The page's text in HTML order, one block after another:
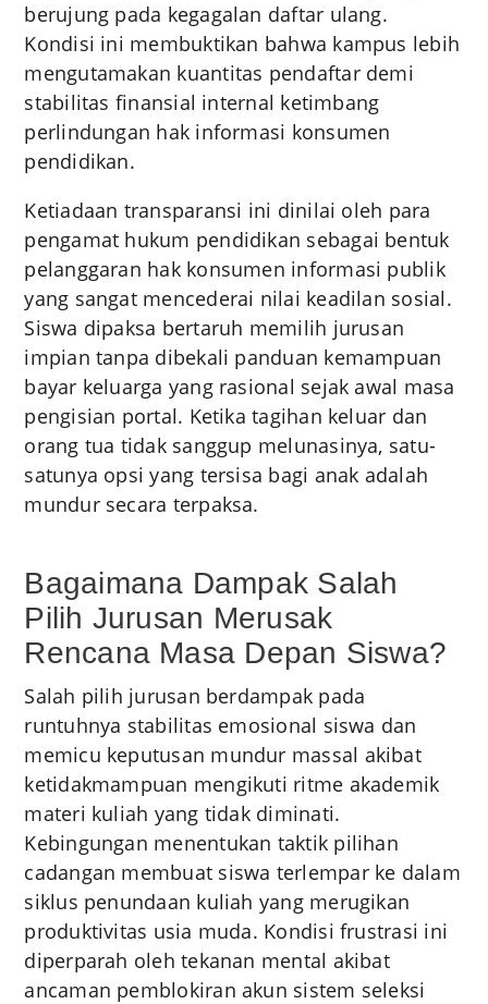
berujung pada kegagalan daftar ulang.
Kondisi ini membuktikan bahwa kampus lebih
mengutamakan kuantitas pendaftar demi
stabilitas finansial internal ketimbang
perlindungan hak informasi konsumen
pendidikan.
Ketiadaan transparansi ini dinilai oleh para
pengamat hukum pendidikan sebagai bentuk
pelanggaran hak konsumen informasi publik
yang sangat mencederai nilai keadilan sosial.
Siswa dipaksa bertaruh memilih jurusan
impian tanpa dibekali panduan kemampuan
bayar keluarga yang rasional sejak awal masa
pengisian portal. Ketika tagihan keluar dan
orang tua tidak sanggup melunasinya, satu-
satunya opsi yang tersisa bagi anak adalah
mundur secara terpaksa.
Bagaimana Dampak Salah
Pilih Jurusan Merusak
Rencana Masa Depan Siswa?
Salah pilih jurusan berdampak pada
runtuhnya stabilitas emosional siswa dan
memicu keputusan mundur massal akibat
ketidakmampuan mengikuti ritme akademik
materi kuliah yang tidak diminati.
Kebingungan menentukan taktik pilihan
cadangan membuat siswa terlempar ke dalam
siklus penundaan kuliah yang merugikan
produktivitas usia muda. Kondisi frustrasi ini
diperparah oleh tekanan mental akibat
ancaman pemblokiran akun sistem seleksi